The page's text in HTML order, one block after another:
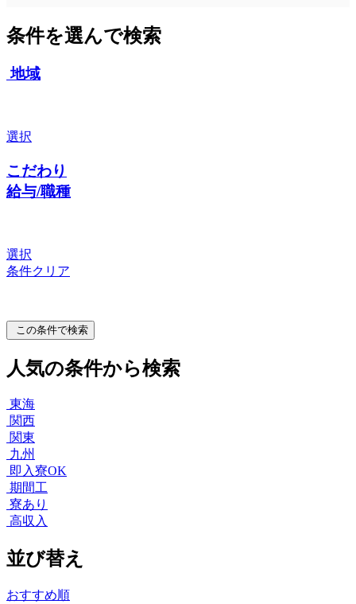
条件を選んで検索
地域
選択
こだわり
給与/職種
選択
条件クリア
この条件で検索
人気の条件から検索
東海
関西
関東
九州
即入寮OK
期間工
寮あり
高収入
並び替え
おすすめ順